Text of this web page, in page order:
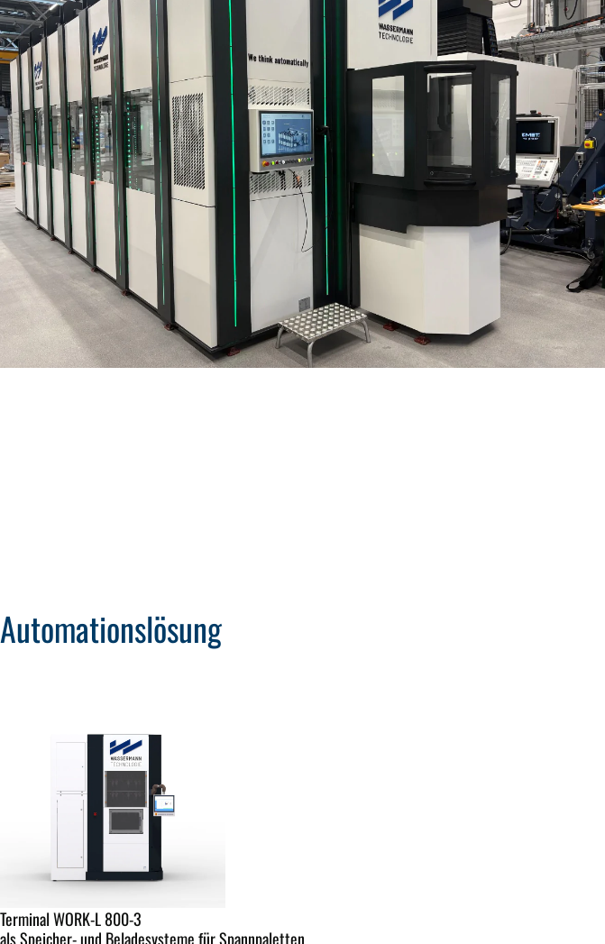
Automationslösung
Terminal WORK-L 800-3
als Speicher- und Beladesysteme für Spannpaletten